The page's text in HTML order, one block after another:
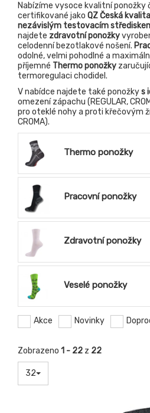
Nabízíme vysoce kvalitní ponožky
certifikované jako QZ Česká kvalita
nezávislým testovacím
najdete zdravotní ponožky
celodenní bezotlakové nošení.
odolné, velmi pohodlné a
příjemné Thermo ponožky
termoregulaci chodidel.
V nabídce najdete také ponožkys
omezení zápachu (REGULAR,
pro oteklé nohy a proti křečovým
CROMA).
Thermo ponožky
Pracovní ponožky
Zdravotní ponožky
Veselé ponožky
Akce Novinky
Zobrazeno 1 - 22 z 22
32